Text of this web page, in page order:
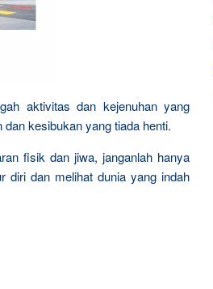
aktivitas dan kejenuhan yang
kesibukan yang tiada henti.
fisik dan jiwa, janganlah hanya
diri dan melihat dunia yang indah